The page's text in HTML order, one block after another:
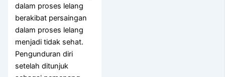
dalam proses lelang
berakibat persaingan
dalam proses lelang
menjadi tidak sehat.
Pengunduran diri
setelah ditunjuk